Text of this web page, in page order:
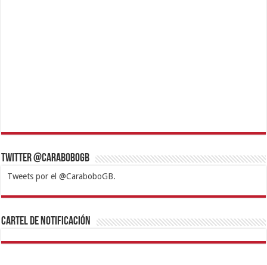
Twitter @CaraboboGB
Tweets por el @CaraboboGB.
1xbetBetturkeyBetistKralbetSupertotobetTipobetMatadorbetMariobet
https://mvbcasino.com/
Cartel de Notificación